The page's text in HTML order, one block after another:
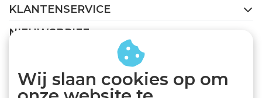
KLANTENSERVICE
NIEUWSBRIEF
Abonneer je op onze nieuwsbrief om op de hoogte te
Wij slaan cookies op om